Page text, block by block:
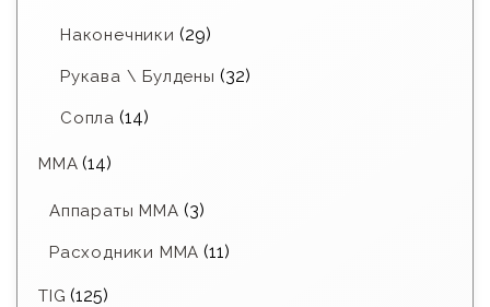
Наконечники (29)
Рукава \ Булдены (32)
Сопла (14)
MMA (14)
Аппараты MMA (3)
Расходники ММА (11)
TIG (125)